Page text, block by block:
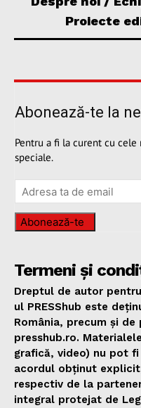
Proiecte
Abonează-te la
Pentru a fi la curent cu
speciale.
Abonează-te
Termeni și
Dreptul de autor
ul PRESShub este
România, precum și
presshub.ro.
grafică, video) nu pot
acordul obținut
respectiv de la
integral protejat de